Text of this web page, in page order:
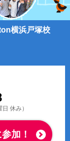
横浜戸塚校
休み）
加！